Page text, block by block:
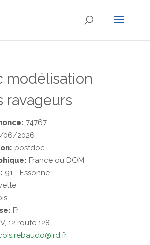
modélisation
ravageurs
74767
06/2026
postdoc
France ou DOM
91 - Essonne
Fr
12 route 128